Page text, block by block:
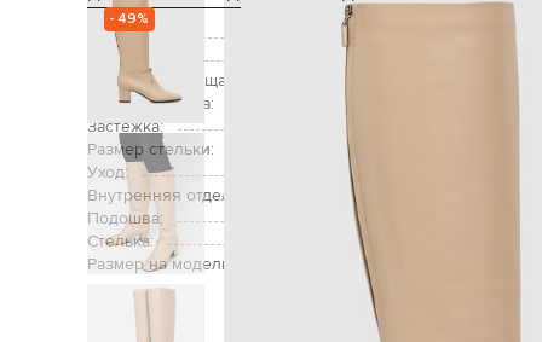
- 49%
Состав:
Цвет:
Высота голенища:
Высота каблука:
Застежка:
Размер стельки:
Уход:
Внутренняя отделка:
Подошва:
Стелька:
Размер на модели: